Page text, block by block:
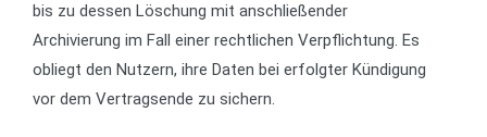
bis zu dessen Löschung mit anschließender
Archivierung im Fall einer rechtlichen Verpflichtung. Es
obliegt den Nutzern, ihre Daten bei erfolgter Kündigung
vor dem Vertragsende zu sichern.